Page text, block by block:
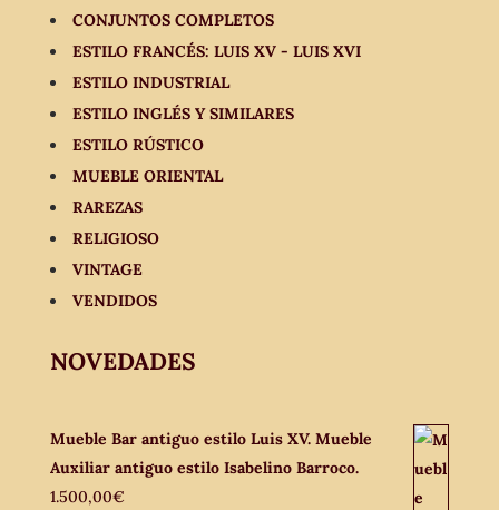
CONJUNTOS COMPLETOS
ESTILO FRANCÉS: LUIS XV - LUIS XVI
ESTILO INDUSTRIAL
ESTILO INGLÉS Y SIMILARES
ESTILO RÚSTICO
MUEBLE ORIENTAL
RAREZAS
RELIGIOSO
VINTAGE
VENDIDOS
NOVEDADES
Mueble Bar antiguo estilo Luis XV. Mueble
Auxiliar antiguo estilo Isabelino Barroco.
1.500,00€